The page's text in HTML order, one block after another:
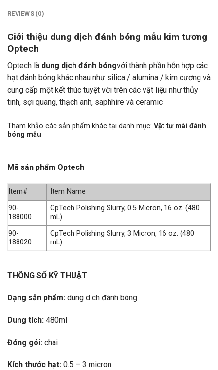
REVIEWS (0)
Giới thiệu dung dịch đánh bóng mẫu kim tương
Optech
Optech là dung dịch đánh bóngvới thành phần hỗn hợp các
hạt đánh bóng khác nhau như silica / alumina / kim cương và
cung cấp một kết thúc tuyệt vời trên các vật liệu như thủy
tinh, sợi quang, thạch anh, saphhire và ceramic
Tham khảo các sản phẩm khác tại danh mục: Vật tư mài đánh
bóng mẫu
Mã sản phẩm Optech
Item#
Item Name
90-
188000
OpTech Polishing Slurry, 0.5 Micron, 16 oz. (480
mL)
90-
188020
OpTech Polishing Slurry, 3 Micron, 16 oz. (480
mL)
THÔNG SỐ KỸ THUẬT
Dạng sản phẩm: dung dịch đánh bóng
Dung tích: 480ml
Đóng gói: chai
Kích thước hạt: 0.5 – 3 micron